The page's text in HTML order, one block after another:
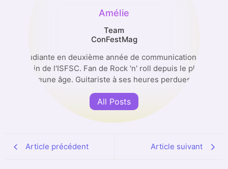
Amélie
Team
ConFestMag
Étudiante en deuxième année de communication au
sein de l'ISFSC. Fan de Rock 'n' roll depuis le plus
jeune âge. Guitariste à ses heures perdues.
All Posts
Article précédent Article suivant